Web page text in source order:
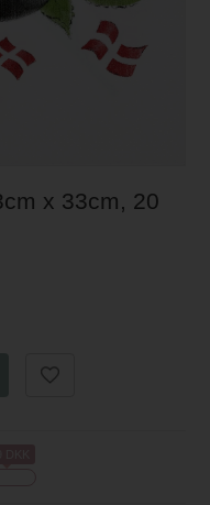
x 33cm, 20